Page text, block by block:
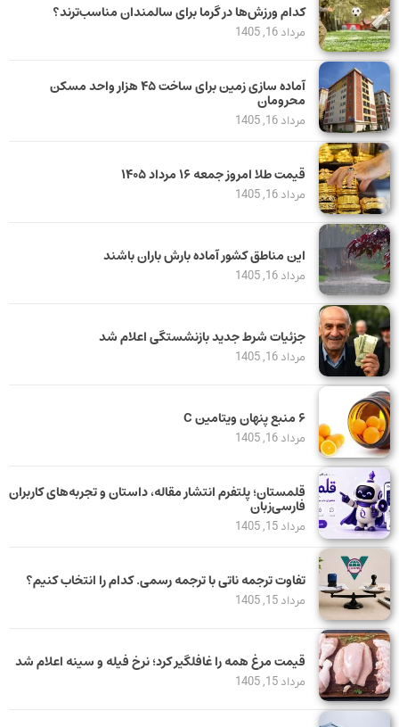
کدام ورزش‌ها در گرما برای سالمندان مناسب‌ترند؟
مرداد 16, 1405
آماده سازی زمین برای ساخت ۴۵ هزار واحد مسکن
محرومان
مرداد 16, 1405
قیمت طلا امروز جمعه ۱۶ مرداد ۱۴۰۵
مرداد 16, 1405
این مناطق کشور آماده بارش باران باشند
مرداد 16, 1405
جزئیات شرط جدید بازنشستگی اعلام شد
مرداد 16, 1405
۶ منبع پنهان ویتامین C
مرداد 16, 1405
قلمستان؛ پلتفرم انتشار مقاله، داستان و تجربه‌های کاربران
فارسی‌زبان
مرداد 15, 1405
تفاوت ترجمه ناتی با ترجمه رسمی. کدام را انتخاب کنیم؟
مرداد 15, 1405
قیمت مرغ همه را غافلگیر کرد؛ نرخ فیله و سینه اعلام شد
مرداد 15, 1405